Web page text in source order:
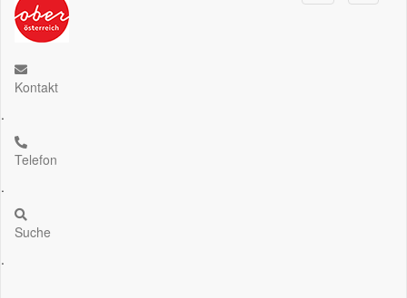
Kontakt
.
Telefon
.
Suche
.